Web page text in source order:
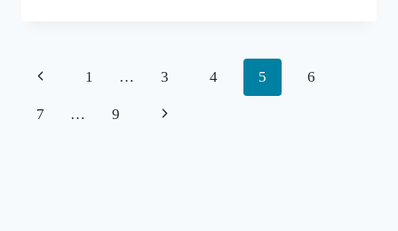
COMULGA
HOSTIAS
Navegación
de
Página
anterior
1 … 3 4 5 6
7 … 9
Siguiente